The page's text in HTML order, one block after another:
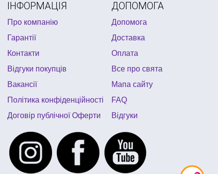
прикольне запрошення на день народження
аксесуари для карнавальних костюмів
все для дня народження трансформери
ІНФОРМАЦІЯ
Про компанію
Гарантії
Контакти
Відгуки покупців
Вакансії
Політика конфіденційності
Договір публічної Оферти
ДОПОМОГА
Допомога
Доставка
Оплата
Все про свята
Мапа сайту
FAQ
Відгуки